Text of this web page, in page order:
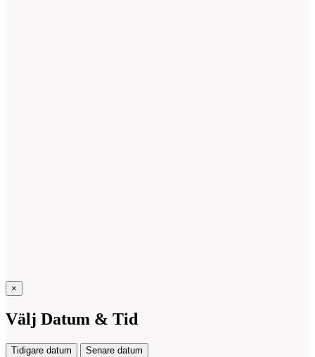
×
Välj Datum & Tid
Tidigare datum Senare datum